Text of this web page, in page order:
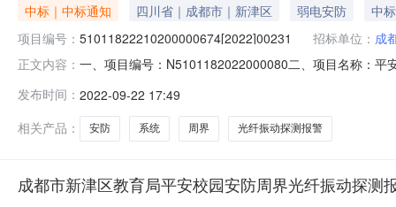
中标｜中标通知 四川省｜成都市｜新津区 弱电安防
中
项目编号： 51011822210200000674[2022]00231 招标单位： 成
正文内容： 一、项目编号：N5101182022000080二、项目名称：平
号品目名称采购标的品牌规格型号数量（单位）单价(元
发布时间： 2022-09-22 17:49
相关产品：
安防 系统 周界 光纤振动探测报警
成都市新津区教育局平安校园安防周界光纤振动探测